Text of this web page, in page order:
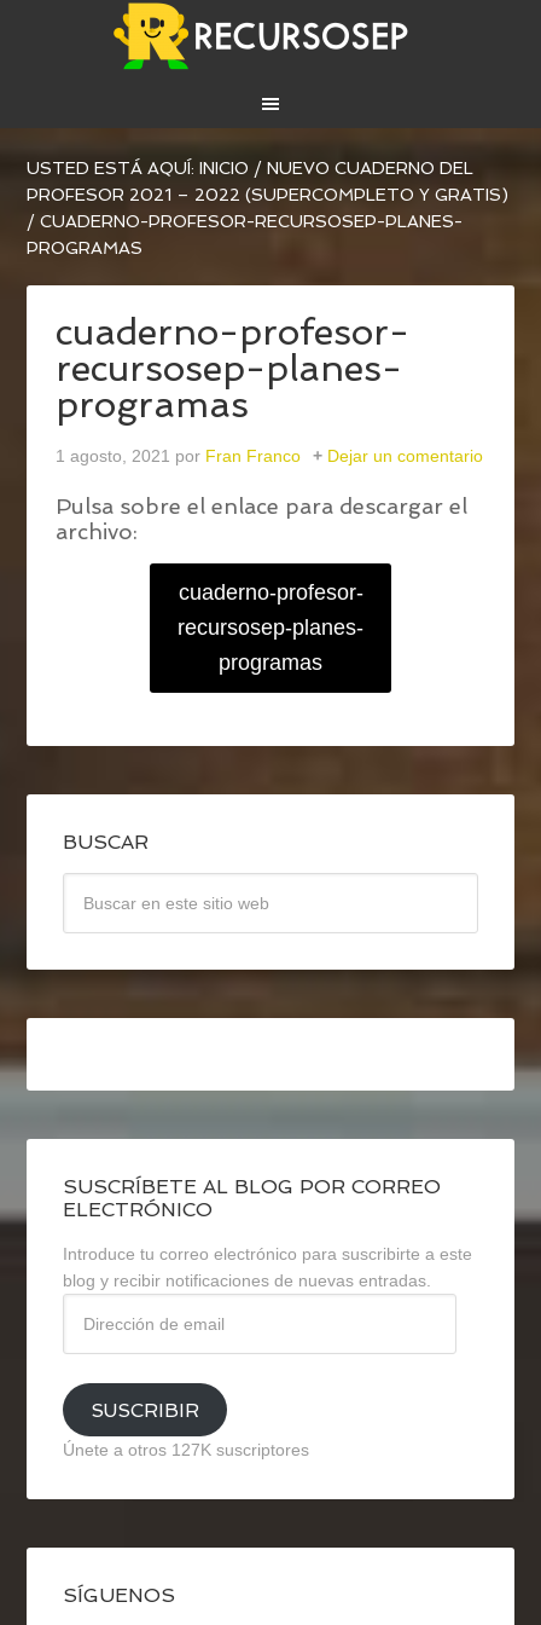
USTED ESTÁ AQUÍ:INICIO / NUEVO CUADERNO DEL
PROFESOR 2021 – 2022 (SUPERCOMPLETO Y GRATIS)
/ CUADERNO-PROFESOR-RECURSOSEP-PLANES-
PROGRAMAS
cuaderno-profesor-
recursosep-planes-
programas
1 agosto, 2021 por Fran Franco Dejar un comentario
Pulsa sobre el enlace para descargar el
archivo:
cuaderno-profesor-
recursosep-planes-
programas
BUSCAR
SUSCRÍBETE AL BLOG POR CORREO
ELECTRÓNICO
Introduce tu correo electrónico para suscribirte a este
blog y recibir notificaciones de nuevas entradas.
email
SUSCRIBIR
Únete a otros 127K suscriptores
SÍGUENOS